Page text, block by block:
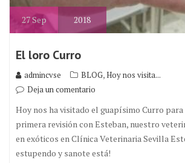
27Sep 2018
El loro Curro
admincvse BLOG,Hoy nos visita...
Deja un comentario
Hoy nos ha visitado el guapísimo Curro para
primera revisión con Esteban, nuestro
en exóticos en Clínica Veterinaria Sevilla
estupendo y sanote está!